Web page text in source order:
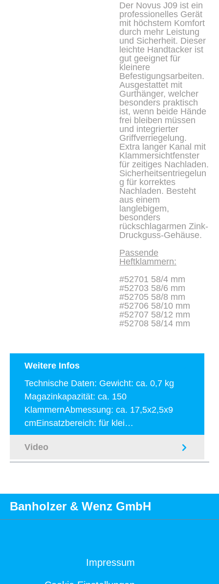
Der Novus J09 ist ein
professionelles Gerät
mit höchstem Komfort
durch mehr Leistung
und Sicherheit. Dieser
leichte Handtacker ist
gut geeignet für
kleinere
Befestigungsarbeiten.
Ausgestattet mit
Gurthänger, welcher
besonders praktisch
ist, wenn beide Hände
frei bleiben müssen
und integrierter
Griffverriegelung.
Extra langer Kanal mit
Klammersichtfenster
für zeitiges Nachladen.
Sicherheitsentriegelun
g für korrektes
Nachladen. Besteht
aus einem
langlebigem,
besonders
rückschlagarmen Zink-
Druckguss-Gehäuse.
Passende
Heftklammern:
#52701 58/4 mm
#52703 58/6 mm
#52705 58/8 mm
#52706 58/10 mm
#52707 58/12 mm
#52708 58/14 mm
Weitere Infos
Technische Daten: Gewicht: ca. 0,7 kg
Magazinkapazität: ca. 150
KlammernAbmessung: ca. 17,5x2,5x9
cmEinsatzbereich: für klei…
Video
Banholzer & Wenz GmbH
Impressum